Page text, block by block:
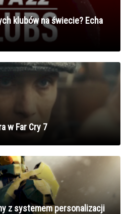
klubów na świecie? Echa
w Far Cry 7
z systemem personalizacji